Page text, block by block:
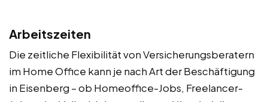
Arbeitszeiten
Die zeitliche Flexibilität von Versicherungsberatern
im Home Office kann je nach Art der Beschäftigung
in Eisenberg – ob Homeoffice-Jobs, Freelancer-